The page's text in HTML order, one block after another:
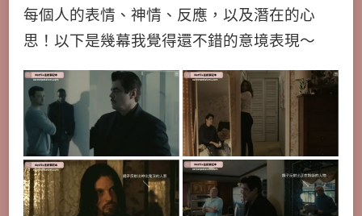
每個人的表情、神情、反應，以及潛在的心
思！以下是幾幕我覺得還不錯的意境表現～